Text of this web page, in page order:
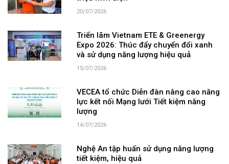
20/07/2026
Triển lãm Vietnam ETE & Greenergy
Expo 2026: Thúc đẩy chuyển đổi xanh
và sử dụng năng lượng hiệu quả
15/07/2026
VECEA tổ chức Diễn đàn nâng cao năng
lực kết nối Mạng lưới Tiết kiệm năng
lượng
14/07/2026
Nghệ An tập huấn sử dụng năng lượng
tiết kiệm, hiệu quả